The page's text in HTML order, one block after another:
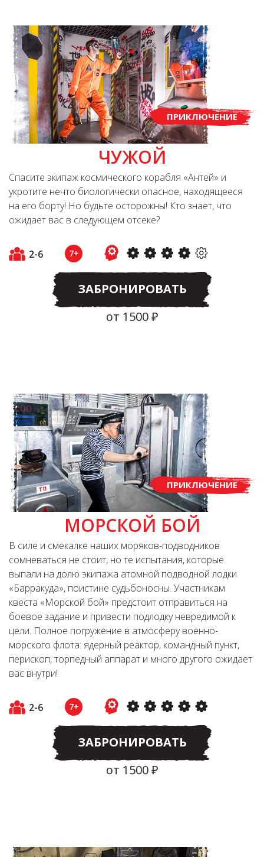
ПРИКЛЮЧЕНИЕ
ЧУЖОЙ
Спасите экипаж космического корабля «Антей» и
укротите нечто биологически опасное, находящееся
на его борту! Но будьте осторожны! Кто знает, что
ожидает вас в следующем отсеке?
2-6 7+
ЗАБРОНИРОВАТЬ
от 1500 ₽
ПРИКЛЮЧЕНИЕ
МОРСКОЙ БОЙ
В силе и смекалке наших моряков-подводников
сомневаться не стоит, но те испытания, которые
выпали на долю экипажа атомной подводной лодки
«Барракуда», поистине судьбоносны. Участникам
квеста «Морской бой» предстоит отправиться на
боевое задание и привести подлодку невредимой к
цели. Полное погружение в атмосферу военно-
морского флота: ядерный реактор, командный пункт,
перископ, торпедный аппарат и много другого ожидает
вас внутри!
2-6 7+
ЗАБРОНИРОВАТЬ
от 1500 ₽